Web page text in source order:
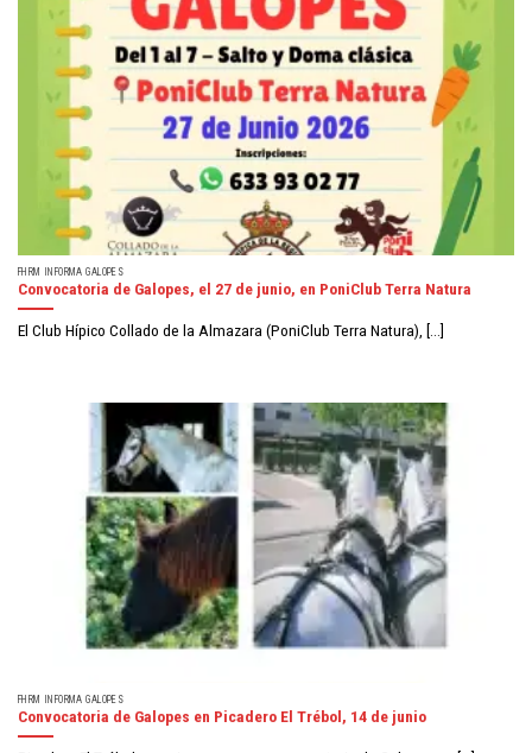
FHRM INFORMA GALOPES
Convocatoria de Galopes, el 27 de junio, en PoniClub Terra Natura
El Club Hípico Collado de la Almazara (PoniClub Terra Natura), [...]
FHRM INFORMA GALOPES
Convocatoria de Galopes en Picadero El Trébol, 14 de junio